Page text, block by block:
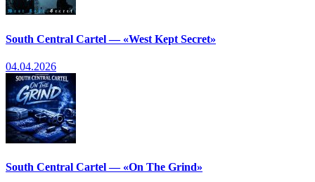
South Central Cartel — «West Kept Secret»
04.04.2026
South Central Cartel — «On The Grind»